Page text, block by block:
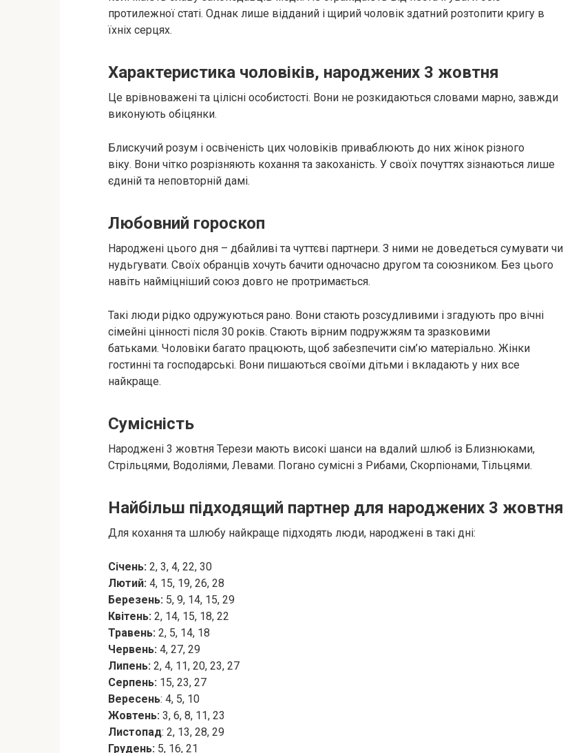
протилежної статі. Однак лише відданий і щирий чоловік здатний розтопити кригу в
їхніх серцях.
Характеристика чоловіків, народжених 3 жовтня
Це врівноважені та цілісні особистості. Вони не розкидаються словами марно, завжди
виконують обіцянки.
Блискучий розум і освіченість цих чоловіків приваблюють до них жінок різного
віку. Вони чітко розрізняють кохання та закоханість. У своїх почуттях зізнаються лише
єдиній та неповторній дамі.
Любовний гороскоп
Народжені цього дня – дбайливі та чуттєві партнери. З ними не доведеться сумувати чи
нудьгувати. Своїх обранців хочуть бачити одночасно другом та союзником. Без цього
навіть найміцніший союз довго не протримається.
Такі люди рідко одружуються рано. Вони стають розсудливими і згадують про вічні
сімейні цінності після 30 років. Стають вірним подружжям та зразковими
батьками. Чоловіки багато працюють, щоб забезпечити сім’ю матеріально. Жінки
гостинні та господарські. Вони пишаються своїми дітьми і вкладають у них все
найкраще.
Сумісність
Народжені 3 жовтня Терези мають високі шанси на вдалий шлюб із Близнюками,
Стрільцями, Водоліями, Левами. Погано сумісні з Рибами, Скорпіонами, Тільцями.
Найбільш підходящий партнер для народжених 3 жовтня
Для кохання та шлюбу найкраще підходять люди, народжені в такі дні:
Січень: 2, 3, 4, 22, 30
Лютий: 4, 15, 19, 26, 28
Березень: 5, 9, 14, 15, 29
Квітень: 2, 14, 15, 18, 22
Травень: 2, 5, 14, 18
Червень: 4, 27, 29
Липень: 2, 4, 11, 20, 23, 27
Серпень: 15, 23, 27
Вересень: 4, 5, 10
Жовтень: 3, 6, 8, 11, 23
Листопад: 2, 13, 28, 29
Грудень: 5, 16, 21